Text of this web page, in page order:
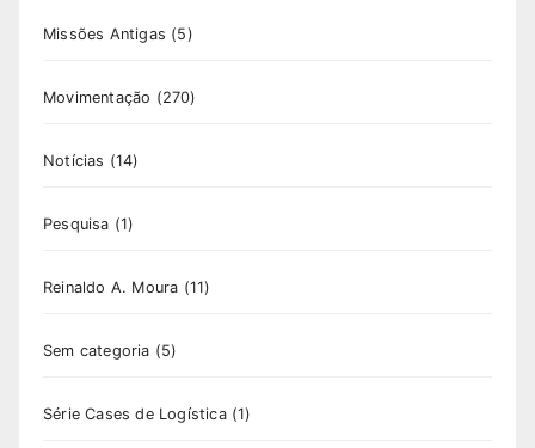
Missões Antigas (5)
Movimentação (270)
Notícias (14)
Pesquisa (1)
Reinaldo A. Moura (11)
Sem categoria (5)
Série Cases de Logística(1)